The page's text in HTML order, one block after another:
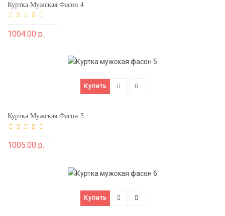
Куртка Мужская Фасон 4
1004.00 р.
Купить
Куртка Мужская Фасон 5
1005.00 р.
Купить